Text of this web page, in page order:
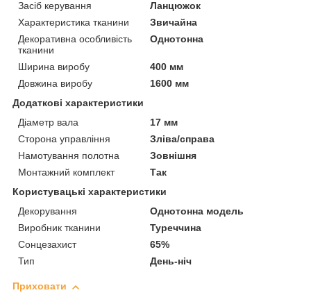
Засіб керування
Ланцюжок
Характеристика тканини
Звичайна
Декоративна особливість
тканини
Однотонна
Ширина виробу
400 мм
Довжина виробу
1600 мм
Додаткові характеристики
Діаметр вала
17 мм
Сторона управління
Зліва/справа
Намотування полотна
Зовнішня
Монтажний комплект
Так
Користувацькі характеристики
Декорування
Однотонна модель
Виробник тканини
Туреччина
Сонцезахист
65%
Тип
День-ніч
Приховати